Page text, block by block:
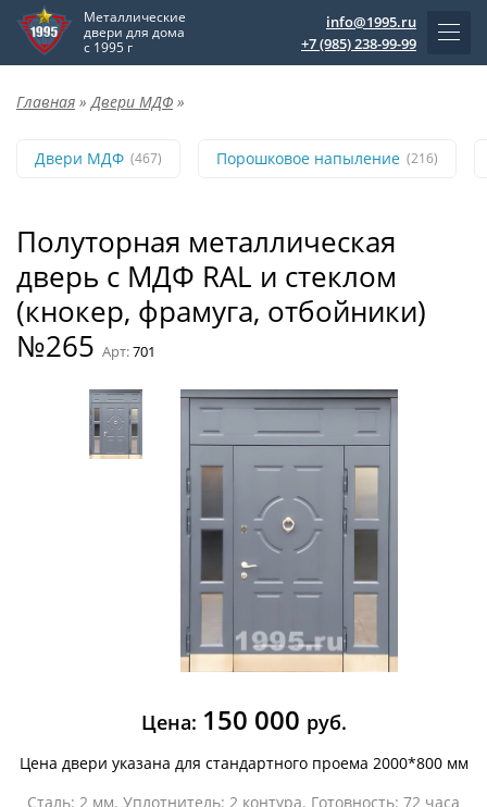
Металлические
двери для дома
с 1995 г
info@1995.ru
+7 (985) 238-99-99
Главная » Двери МДФ »
Двери МДФ (467) Порошковое напыление (216)
Полуторная металлическая
дверь с МДФ RAL и стеклом
(кнокер, фрамуга, отбойники)
№265 Арт:701
Цена: 150 000 руб.
Цена двери указана для стандартного проема 2000*800 мм
Сталь: 2 мм. Уплотнитель: 2 контура. Готовность: 72 часа